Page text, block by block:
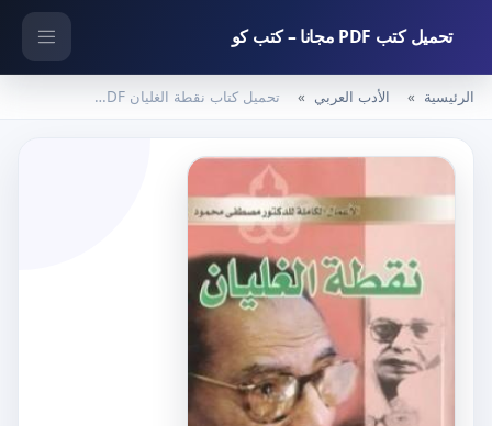
تحميل كتب PDF مجانا – كتب كو
الرئيسية الأدب العربي تحميل كتاب نقطة الغليان PDF تأليف مصطفى محمود مجانا [كامل]